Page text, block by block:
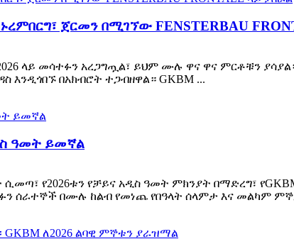
ጀርመን በሚገኘው FENSTERBAU
2026 ላይ መሳተፉን አረጋግጧል፣ ይህም ሙሉ ዋና ዋና ምርቶቹን
በአክብሮት ተጋብዘዋል። GKBM ...
ዓመት ይመኛል
ሲመጣ፣ የ2026ቱን የቻይና አዲስ ዓመት ምክንያት በማድረግ፣
ሰራተኞች በሙሉ ከልብ የመነጨ የበዓላት ሰላምታ እና መልካም